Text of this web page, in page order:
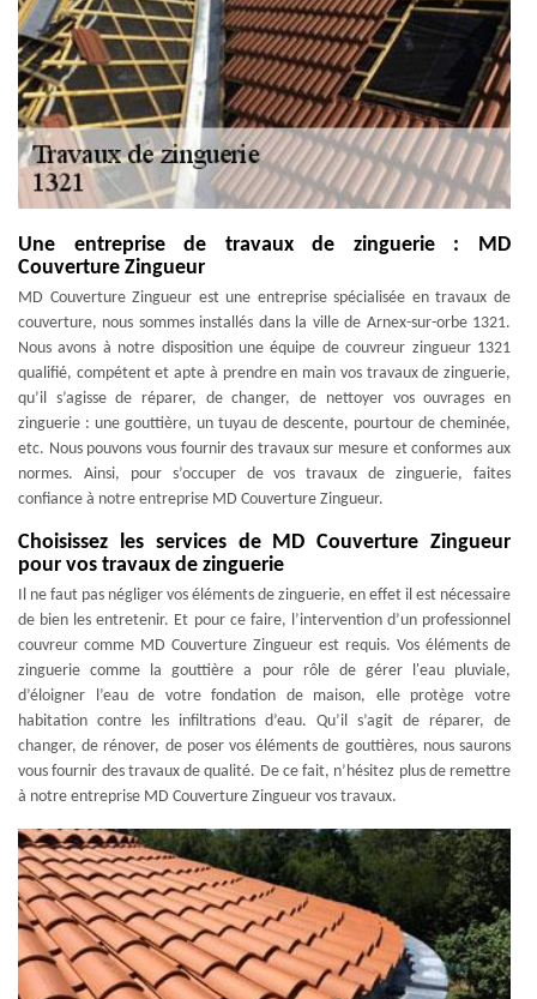
Une entreprise de travaux de zinguerie : MD
Couverture Zingueur
MD Couverture Zingueur est une entreprise spécialisée en travaux de
couverture, nous sommes installés dans la ville de Arnex-sur-orbe 1321.
Nous avons à notre disposition une équipe de couvreur zingueur 1321
qualifié, compétent et apte à prendre en main vos travaux de zinguerie,
qu’il s’agisse de réparer, de changer, de nettoyer vos ouvrages en
zinguerie : une gouttière, un tuyau de descente, pourtour de cheminée,
etc. Nous pouvons vous fournir des travaux sur mesure et conformes aux
normes. Ainsi, pour s’occuper de vos travaux de zinguerie, faites
confiance à notre entreprise MD Couverture Zingueur.
Choisissez les services de MD Couverture Zingueur
pour vos travaux de zinguerie
Il ne faut pas négliger vos éléments de zinguerie, en effet il est nécessaire
de bien les entretenir. Et pour ce faire, l’intervention d’un professionnel
couvreur comme MD Couverture Zingueur est requis. Vos éléments de
zinguerie comme la gouttière a pour rôle de gérer l'eau pluviale,
d’éloigner l’eau de votre fondation de maison, elle protège votre
habitation contre les infiltrations d’eau. Qu’il s’agit de réparer, de
changer, de rénover, de poser vos éléments de gouttières, nous saurons
vous fournir des travaux de qualité. De ce fait, n’hésitez plus de remettre
à notre entreprise MD Couverture Zingueur vos travaux.